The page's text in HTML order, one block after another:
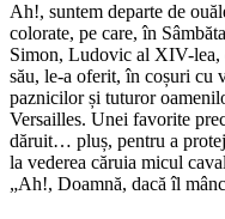
Ah!, suntem departe de
colorate, pe care, în
Simon, Ludovic al XIV-lea,
său, le-a oferit, în coșuri cu
paznicilor și tuturor
Versailles. Unei favorite
dăruit… pluș, pentru a
la vederea căruia micul
„Ah!, Doamnă, dacă îl